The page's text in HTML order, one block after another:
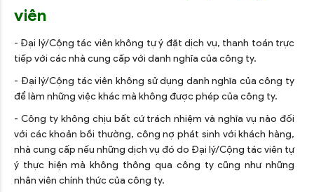
viên
- Đại lý/Cộng tác viên không tự ý đặt dịch vụ, thanh toán trực
tiếp với các nhà cung cấp với danh nghĩa của công ty.
- Đại lý/Cộng tác viên không sử dụng danh nghĩa của công ty
để làm những việc khác mà không được phép của công ty.
- Công ty không chịu bất cứ trách nhiệm và nghĩa vụ nào đối
với các khoản bồi thường, công nợ phát sinh với khách hàng,
nhà cung cấp nếu những dịch vụ đó do Đại lý/Cộng tác viên tự
ý thực hiện mà không thông qua công ty cũng như những
nhân viên chính thức của công ty.